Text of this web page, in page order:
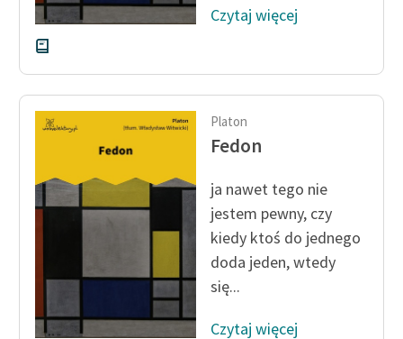
Logotypy
Materiały promocyjne
Polityka prywatności
Regulamin biblioteki
Dane fundacji i
sprawozdania finansowe
Deklaracja dostępności
Czytaj więcej
Platon
Fedon
ja nawet tego nie
jestem pewny, czy
kiedy ktoś do jednego
doda jeden, wtedy
się...
Czytaj więcej